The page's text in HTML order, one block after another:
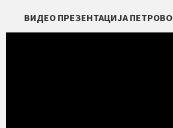
ВИДЕО ПРЕЗЕНТАЦИЈА ПЕТРОВО